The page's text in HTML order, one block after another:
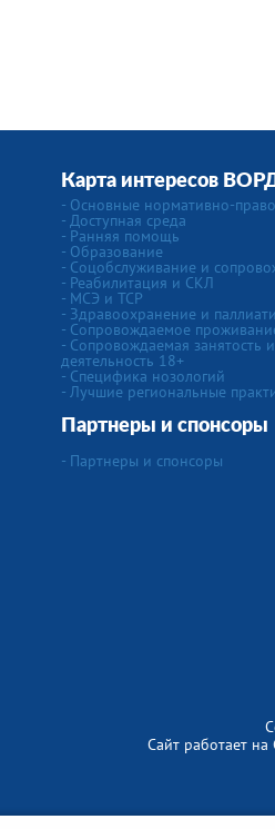
Сайт работает на
Карта интересов
- Основные нормативно-
- Доступная среда
- Ранняя помощь
- Образование
- Соцобслуживание и
- Реабилитация и СКЛ
- МСЭ и ТСР
- Здравоохранение и
- Сопровождаемое
- Сопровождаемая занятость
деятельность 18+
- Специфика нозологий
- Лучшие региональные
Партнеры и спонсоры
- Партнеры и спонсоры